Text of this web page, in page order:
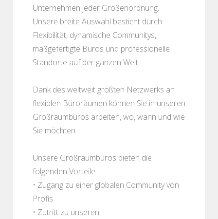
Unternehmen jeder Größenordnung.
Unsere breite Auswahl besticht durch
Flexibilität, dynamische Communitys,
maßgefertigte Büros und professionelle
Standorte auf der ganzen Welt.
Dank des weltweit größten Netzwerks an
flexiblen Büroräumen können Sie in unseren
Großraumbüros arbeiten, wo, wann und wie
Sie möchten.
Unsere Großraumbüros bieten die
folgenden Vorteile:
• Zugang zu einer globalen Community von
Profis
• Zutritt zu unseren